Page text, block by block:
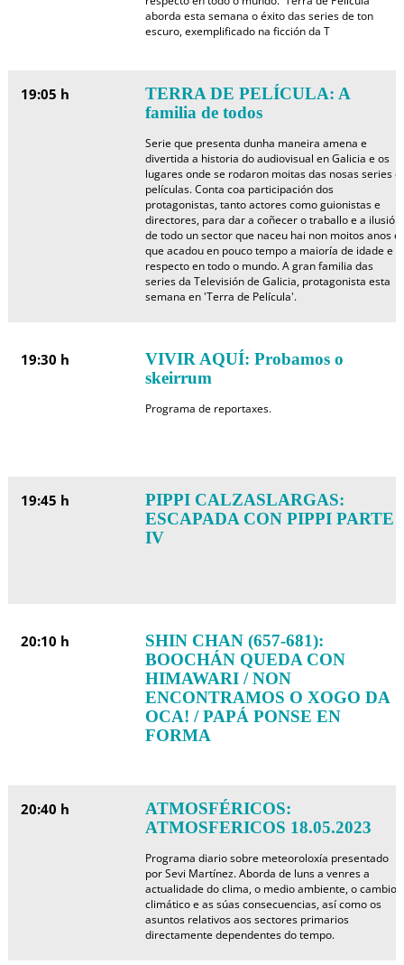
aborda esta semana o éxito das series de ton
escuro, exemplificado na ficción da T
19:05 h
TERRA DE PELÍCULA: A
familia de todos
Serie que presenta dunha maneira amena e
divertida a historia do audiovisual en Galicia e os
lugares onde se rodaron moitas das nosas series e
películas. Conta coa participación dos
protagonistas, tanto actores como guionistas e
directores, para dar a coñecer o traballo e a ilusión
de todo un sector que naceu hai non moitos anos e
que acadou en pouco tempo a maioría de idade e o
respecto en todo o mundo. A gran familia das
series da Televisión de Galicia, protagonista esta
semana en 'Terra de Película'.
19:30 h
VIVIR AQUÍ: Probamos o
skeirrum
Programa de reportaxes.
19:45 h
PIPPI CALZASLARGAS:
ESCAPADA CON PIPPI PARTE
IV
20:10 h
SHIN CHAN (657-681):
BOOCHÁN QUEDA CON
HIMAWARI / NON
ENCONTRAMOS O XOGO DA
OCA! / PAPÁ PONSE EN
FORMA
20:40 h
ATMOSFÉRICOS:
ATMOSFERICOS 18.05.2023
Programa diario sobre meteoroloxía presentado
por Sevi Martínez. Aborda de luns a venres a
actualidade do clima, o medio ambiente, o cambio
climático e as súas consecuencias, así como os
asuntos relativos aos sectores primarios
directamente dependentes do tempo.